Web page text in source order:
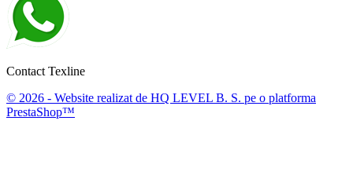
Contact Texline
© 2026 - Website realizat de HQ LEVEL B. S. pe o platforma
PrestaShop™